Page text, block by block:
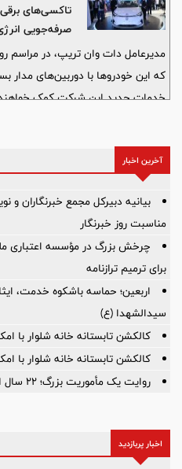
تاکسی‌های
صرفه‌جویی
مدیرعامل دات وان تریپ، در مراسم
که این خودروها با دوربین‌های مدار
خدمات جدید این شرکت کمک
آخرین اخبار
بیانیه دبیرکل مجمع خبرنگاران
مناسبت روز خبرنگار
برای ترمیم ترازنامه
اربعین؛ حماسه باشکوه خدمت،
سیدالشهدا (ع)
کالکشن تابستانه خانه شلوار با
کالکشن تابستانه خانه شلوار با
روایت یک مأموریت بزرگ؛ ۲۲ سال افتخار، ۲۲ سال توسعه
اخبار پربازدید